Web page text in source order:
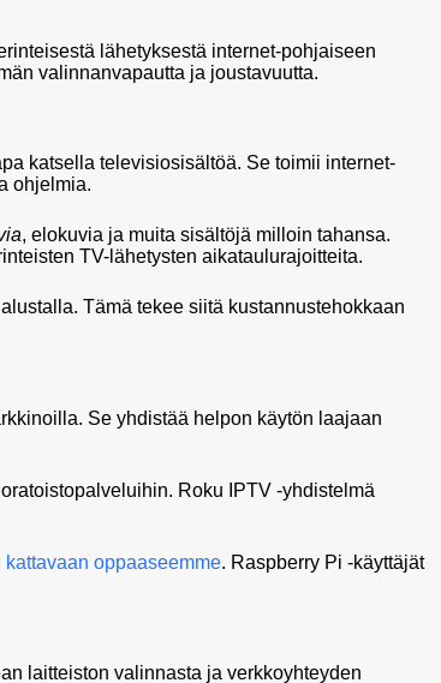
lähetyksestä internet-pohjaiseen
valinnanvapautta ja joustavuutta.
katsella televisiosisältöä. Se toimii internet-
ohjelmia.
, elokuvia ja muita sisältöjä milloin tahansa.
TV-lähetysten aikataulurajoitteita.
Tämä tekee siitä kustannustehokkaan
Se yhdistää helpon käytön laajaan
Roku IPTV -yhdistelmä
kattavaan oppaaseemme. Raspberry Pi -käyttäjät
laitteiston valinnasta ja verkkoyhteyden